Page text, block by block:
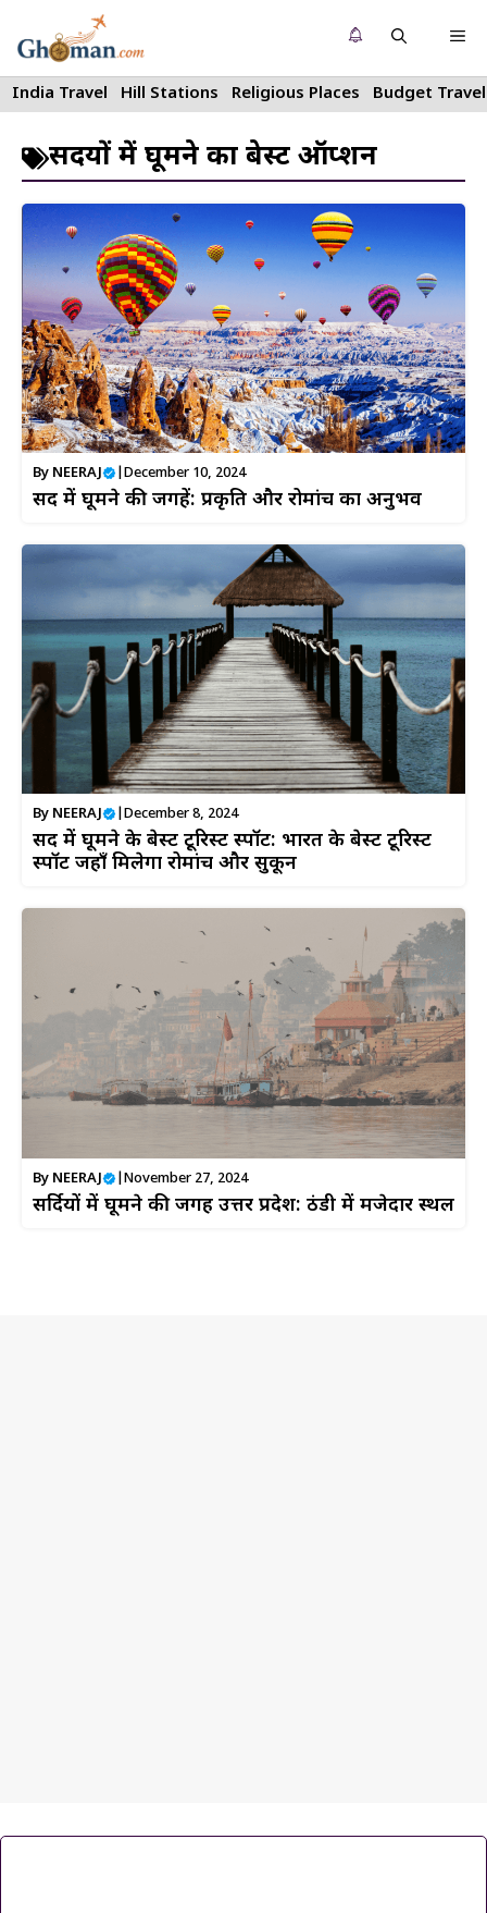
to
content
India Travel Hill Stations Religious Places Budget Travel
सर्दियों में घूमने का बेस्ट ऑप्शन
By NEERAJ December 10, 2024
सर्दी में घूमने की जगहें: प्रकृति और रोमांच का अनुभव
By NEERAJ December 8, 2024
सर्दी में घूमने के बेस्ट टूरिस्ट स्पॉट: भारत के बेस्ट टूरिस्ट
स्पॉट जहाँ मिलेगा रोमांच और सुकून
By NEERAJ November 27, 2024
सर्दियों में घूमने की जगह उत्तर प्रदेश: ठंडी में मजेदार स्थल